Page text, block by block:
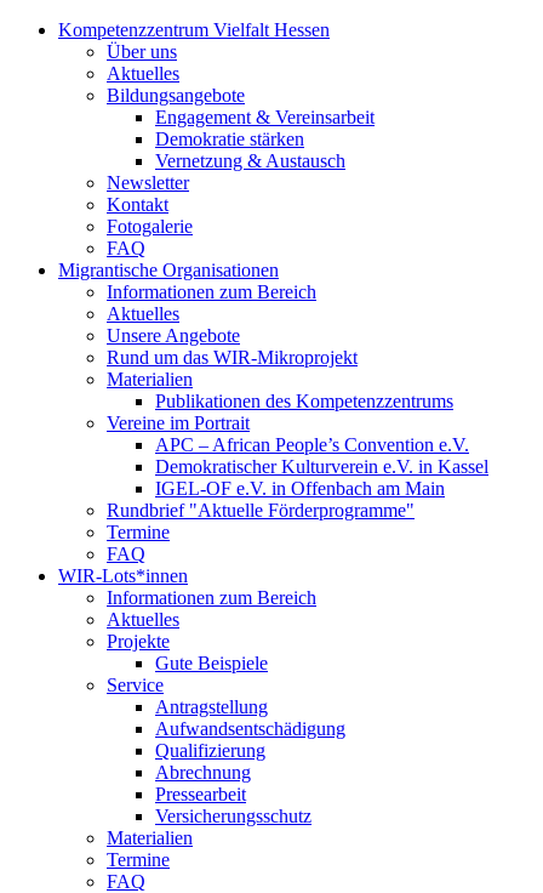
Kompetenzzentrum Vielfalt Hessen
Über uns
Aktuelles
Bildungsangebote
Engagement & Vereinsarbeit
Demokratie stärken
Vernetzung & Austausch
Newsletter
Kontakt
Fotogalerie
FAQ
Migrantische Organisationen
Informationen zum Bereich
Aktuelles
Unsere Angebote
Rund um das WIR-Mikroprojekt
Materialien
Publikationen des Kompetenzzentrums
Vereine im Portrait
APC – African People’s Convention e.V.
Demokratischer Kulturverein e.V. in Kassel
IGEL-OF e.V. in Offenbach am Main
Rundbrief "Aktuelle Förderprogramme"
Termine
FAQ
WIR-Lots*innen
Informationen zum Bereich
Aktuelles
Projekte
Gute Beispiele
Service
Antragstellung
Aufwandsentschädigung
Qualifizierung
Abrechnung
Pressearbeit
Versicherungsschutz
Materialien
Termine
FAQ